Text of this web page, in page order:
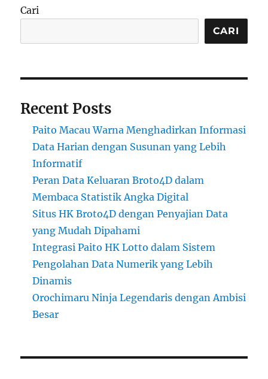
Cari
CARI
Recent Posts
Paito Macau Warna Menghadirkan Informasi
Data Harian dengan Susunan yang Lebih
Informatif
Peran Data Keluaran Broto4D dalam
Membaca Statistik Angka Digital
Situs HK Broto4D dengan Penyajian Data
yang Mudah Dipahami
Integrasi Paito HK Lotto dalam Sistem
Pengolahan Data Numerik yang Lebih
Dinamis
Orochimaru Ninja Legendaris dengan Ambisi
Besar